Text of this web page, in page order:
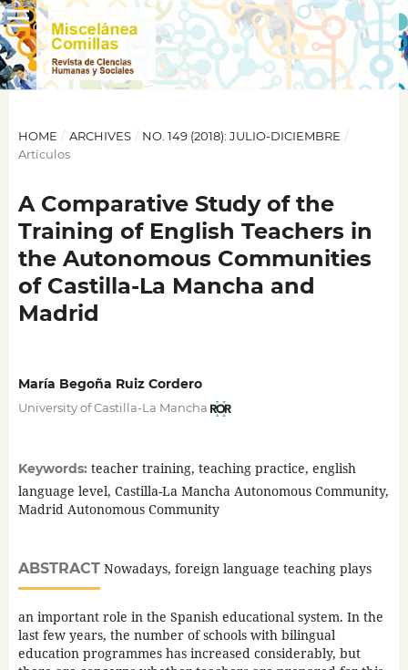
HOME / ARCHIVES / NO. 149 (2018): JULIO-DICIEMBRE /
Artículos
A Comparative Study of the
Training of English Teachers in
the Autonomous Communities
of Castilla-La Mancha and
Madrid
María Begoña Ruiz Cordero
University of Castilla-La Mancha
Keywords: teacher training, teaching practice, english
language level, Castilla-La Mancha Autonomous Community,
Madrid Autonomous Community
ABSTRACTNowadays, foreign language teaching plays
an important role in the Spanish educational system. In the
last few years, the number of schools with bilingual
education programmes has increased considerably, but